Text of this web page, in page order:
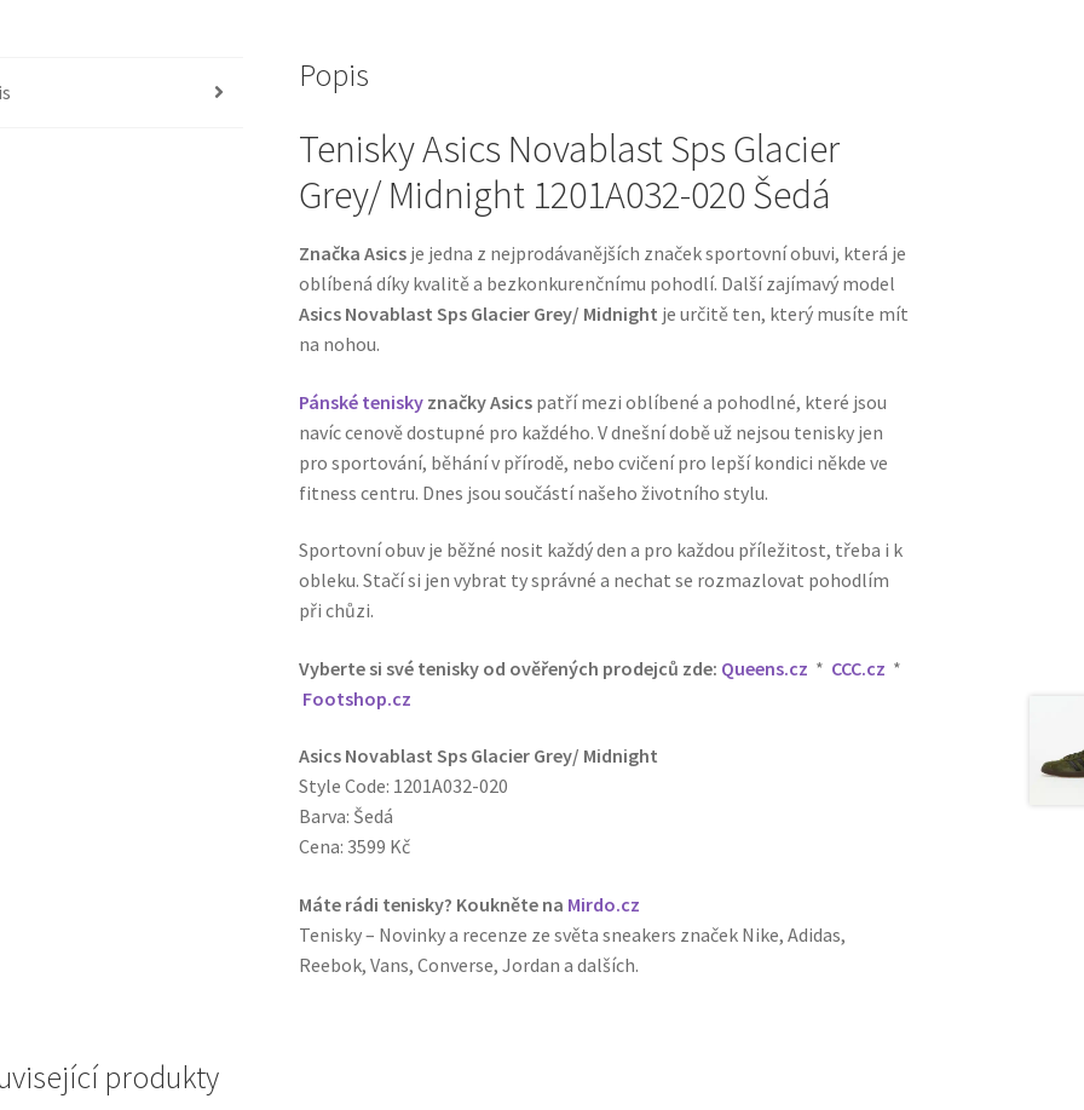
Popis
Tenisky Asics Novablast Sps Glacier
Grey/ Midnight 1201A032-020 Šedá
Značka Asics je jedna z nejprodávanějších značek sportovní obuvi, která je
oblíbená díky kvalitě a bezkonkurenčnímu pohodlí. Další zajímavý model
Asics Novablast Sps Glacier Grey/ Midnight je určitě ten, který musíte mít
na nohou.
Pánské tenisky značky Asics patří mezi oblíbené a pohodlné, které jsou
navíc cenově dostupné pro každého. V dnešní době už nejsou tenisky jen
pro sportování, běhání v přírodě, nebo cvičení pro lepší kondici někde ve
fitness centru. Dnes jsou součástí našeho životního stylu.
Sportovní obuv je běžné nosit každý den a pro každou příležitost, třeba i k
obleku. Stačí si jen vybrat ty správné a nechat se rozmazlovat pohodlím
při chůzi.
Vyberte si své tenisky od ověřených prodejců zde: Queens.cz * CCC.cz *
Footshop.cz
Asics Novablast Sps Glacier Grey/ Midnight
Style Code: 1201A032-020
Barva: Šedá
Cena: 3599 Kč
Máte rádi tenisky? Koukněte na Mirdo.cz
Tenisky – Novinky a recenze ze světa sneakers značek Nike, Adidas,
Reebok, Vans, Converse, Jordan a dalších.
produkty